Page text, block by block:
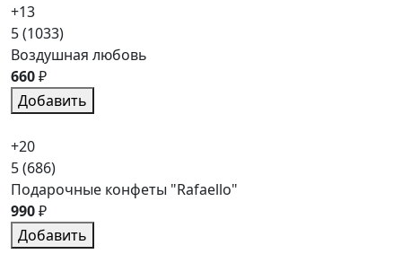
+13
5(1033)
Воздушная любовь
660₽
Добавить
+20
5(686)
Подарочные конфеты "Rafaello"
990₽
Добавить